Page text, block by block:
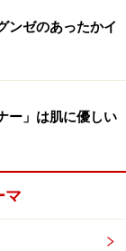
ャーブラジ
円（税抜価
ーブラジャー
性」「ひびき
ンゼのあったかイ
ー」は肌に優しい
マ